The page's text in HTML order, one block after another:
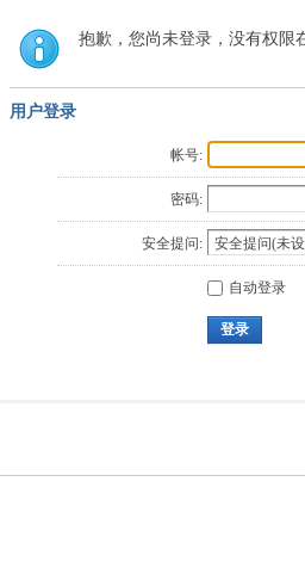
抱歉，您尚未登录，没有权限
用户登录
帐号:
密码:
安全提问:
自动登录
登录